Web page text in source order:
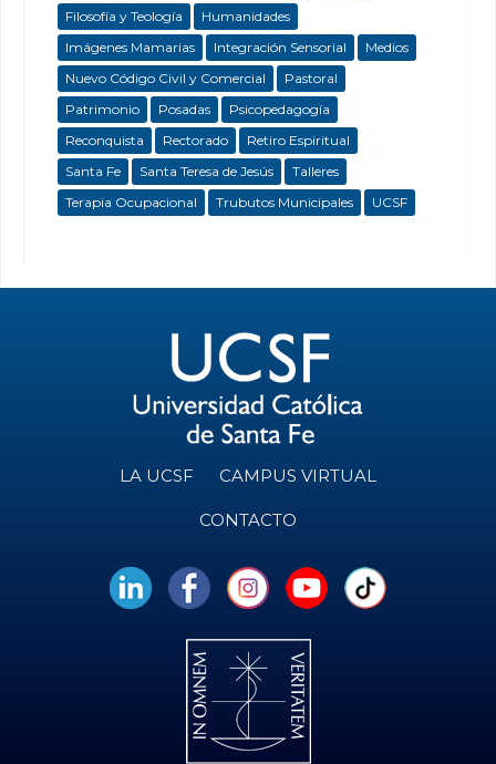
Filosofía y Teología
Humanidades
Imágenes Mamarias
Integración Sensorial
Medios
Nuevo Código Civil y Comercial
Pastoral
Patrimonio
Posadas
Psicopedagogía
Reconquista
Rectorado
Retiro Espiritual
Santa Fe
Santa Teresa de Jesús
Talleres
Terapia Ocupacional
Trubutos Municipales UCSF
LA UCSF CAMPUS VIRTUAL
CONTACTO